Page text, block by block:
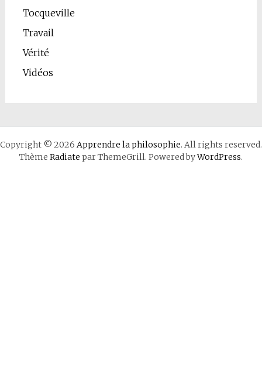
Tocqueville
Travail
Vérité
Vidéos
Copyright © 2026 Apprendre la philosophie. All rights reserved.
Thème Radiate par ThemeGrill. Powered byWordPress.